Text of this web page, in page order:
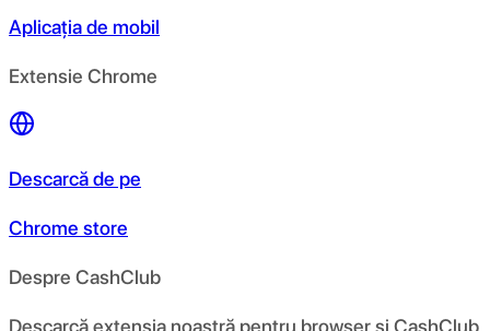
Aplicația de mobil
Extensie Chrome
Descarcă de pe
Chrome store
Despre CashClub
Descarcă extensia noastră pentru browser și CashClub